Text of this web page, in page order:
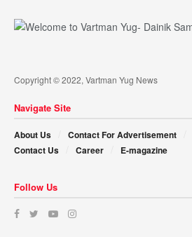
Copyright © 2022, Vartman Yug News
Navigate Site
About Us Contact For Advertisement
Contact Us
Career E-magazine
Follow Us